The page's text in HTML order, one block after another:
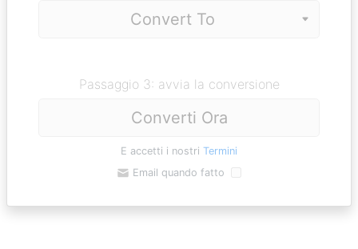
Passaggio 3: avvia la conversione
Converti Ora
E accetti i nostri Termini
Email quando fatto